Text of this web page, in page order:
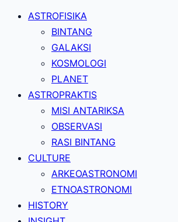
ASTROFISIKA
BINTANG
GALAKSI
KOSMOLOGI
PLANET
ASTROPRAKTIS
MISI ANTARIKSA
OBSERVASI
RASI BINTANG
CULTURE
ARKEOASTRONOMI
ETNOASTRONOMI
HISTORY